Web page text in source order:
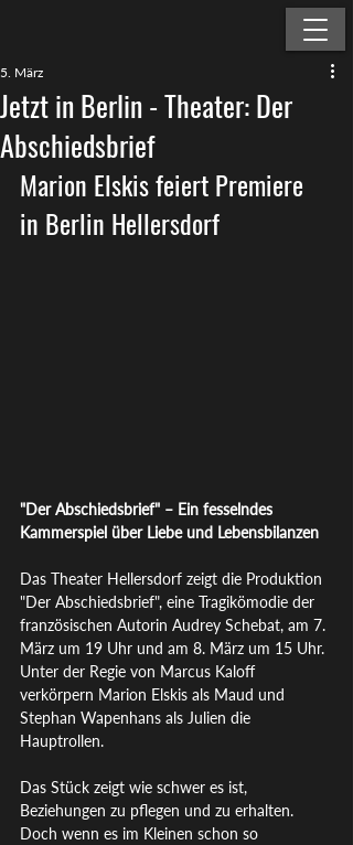
Jetzt in Berlin - Theater: Der
Abschiedsbrief
5. März
Marion Elskis feiert Premiere
in Berlin Hellersdorf
"Der Abschiedsbrief" – Ein fesselndes
Kammerspiel über Liebe und Lebensbilanzen
Das Theater Hellersdorf zeigt die Produktion
"Der Abschiedsbrief", eine Tragikömodie der
französischen Autorin Audrey Schebat, am 7.
März um 19 Uhr und am 8. März um 15 Uhr.
Unter der Regie von Marcus Kaloff
verkörpern Marion Elskis als Maud und
Stephan Wapenhans als Julien die
Hauptrollen.
Das Stück zeigt wie schwer es ist,
Beziehungen zu pflegen und zu erhalten.
Doch wenn es im Kleinen schon so